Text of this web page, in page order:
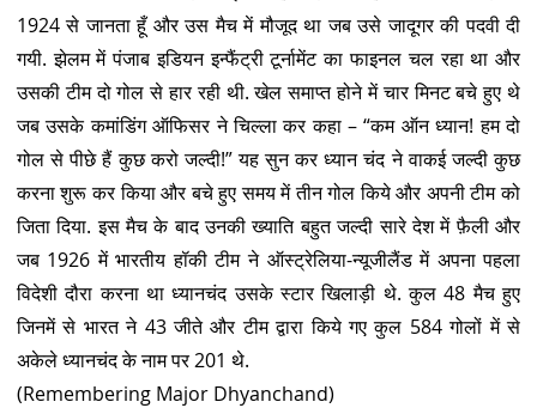
1924 से जानता हूँ और उस मैच में मौजूद था जब उसे जादूगर की पदवी दी
गयी. झेलम में पंजाब इडियन इन्फैंट्री टूर्नामेंट का फाइनल चल रहा था और
उसकी टीम दो गोल से हार रही थी. खेल समाप्त होने में चार मिनट बचे हुए थे
जब उसके कमांडिंग ऑफिसर ने चिल्ला कर कहा – “कम ऑन ध्यान! हम दो
गोल से पीछे हैं कुछ करो जल्दी!” यह सुन कर ध्यान चंद ने वाकई जल्दी कुछ
करना शुरू कर किया और बचे हुए समय में तीन गोल किये और अपनी टीम को
जिता दिया. इस मैच के बाद उनकी ख्याति बहुत जल्दी सारे देश में फ़ैली और
जब 1926 में भारतीय हॉकी टीम ने ऑस्ट्रेलिया-न्यूजीलैंड में अपना पहला
विदेशी दौरा करना था ध्यानचंद उसके स्टार खिलाड़ी थे. कुल 48 मैच हुए
जिनमें से भारत ने 43 जीते और टीम द्वारा किये गए कुल 584 गोलों में से
अकेले ध्यानचंद के नाम पर 201 थे.
(Remembering Major Dhyanchand)